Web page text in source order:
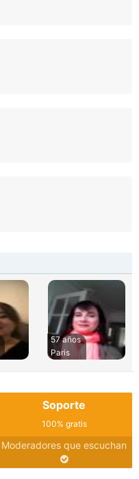
57 años
Paris
Soporte
100% gratis
Moderadores que escuchan